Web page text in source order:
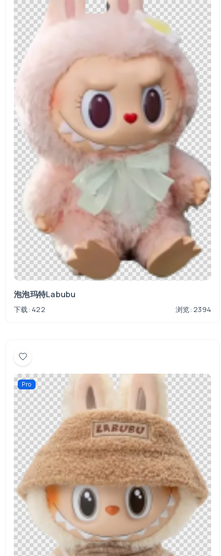
泡泡玛特Labubu
下载: 422 浏览: 2394
Pro